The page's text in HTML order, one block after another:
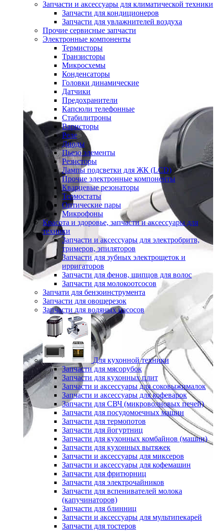
Запчасти и аксессуары для климатической техники
Запчасти для кондиционеров
Запчасти для увлажнителей воздуха
Прочие сервисные запчасти
Электронные компоненты
Термисторы
Транзисторы
Микросхемы
Конденсаторы
Головки динамические
Датчики
Предохранители
Капсюли телефонные
Стабилитроны
Варисторы
Реле
Диоды
Пьезо элементы
Резисторы
Лампы подсветки для ЖК (LCD)
Прочие электронные компоненты
Кварцевые резонаторы
Термостаты
Оптические пары
Микрофоны
Красота и здоровье, запчасти и аксессуары для
техники
Запчасти и аксессуары для электробритв,
тримеров, эпиляторов
Запчасти для зубных электрощеток и
ирригаторов
Запчасти для фенов, щипцов для волос
Запчасти для молокоотсосов
Запчати для бензоинструмента
Запчасти для овощерезок
Запчасти для водяных насосов
Для кухонной техники
Запчасти для мясорубок
Запчасти для кухонных плит
Запчасти и аксессуары для соковыжималок
Запчасти и аксессуары для кофеварок
Запчасти для СВЧ (микроволновых печей)
Запчасти для посудомоечных машин
Запчасти для термопотов
Запчасти для йогуртниц
Запчасти для кухонных комбайнов (машин)
Запчасти для кухонных вытяжек
Запчасти и аксессуары для миксеров
Запчасти и аксессуары для кофемашин
Запчасти для фритюрниц
Запчасти для электрочайников
Запчасти для вспенивателей молока
(капучинаторов)
Запчасти для блинниц
Запчасти и аксессуары для мультипекарей
Запчасти для тостеров